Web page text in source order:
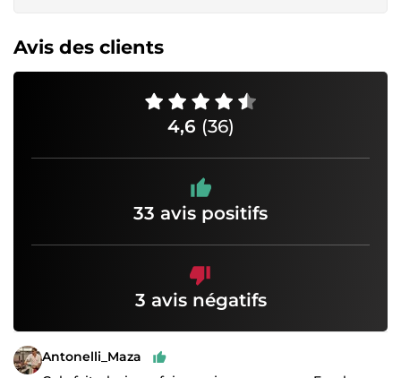
Avis des clients
4,6 (36)
33 avis positifs
3 avis négatifs
Antonelli_Maza